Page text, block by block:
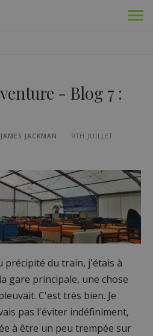
!
- Blog 7 :
JAMES JACKMAN
9TH JUILLET
précipité du train, j'étais à
gare principale, une chose
C'est très bien. Je
pas l'éviter indéfiniment,
à être un peu trempée sur